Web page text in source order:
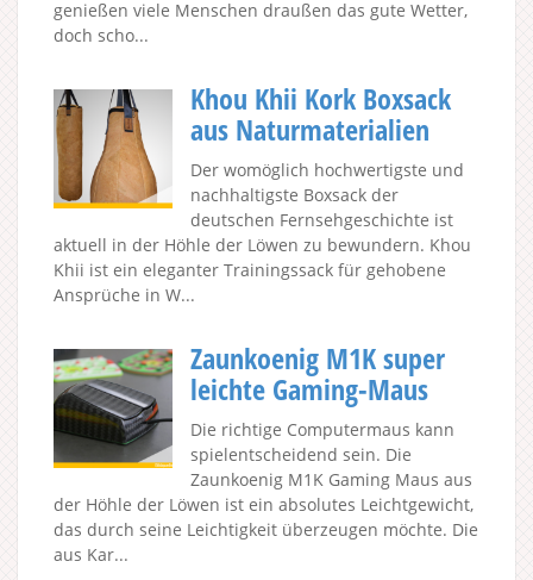
genießen viele Menschen draußen das gute Wetter,
doch scho...
Khou Khii Kork Boxsack
aus Naturmaterialien
Der womöglich hochwertigste und
nachhaltigste Boxsack der
deutschen Fernsehgeschichte ist
aktuell in der Höhle der Löwen zu bewundern. Khou
Khii ist ein eleganter Trainingssack für gehobene
Ansprüche in W...
Zaunkoenig M1K super
leichte Gaming-Maus
Die richtige Computermaus kann
spielentscheidend sein. Die
Zaunkoenig M1K Gaming Maus aus
der Höhle der Löwen ist ein absolutes Leichtgewicht,
das durch seine Leichtigkeit überzeugen möchte. Die
aus Kar...